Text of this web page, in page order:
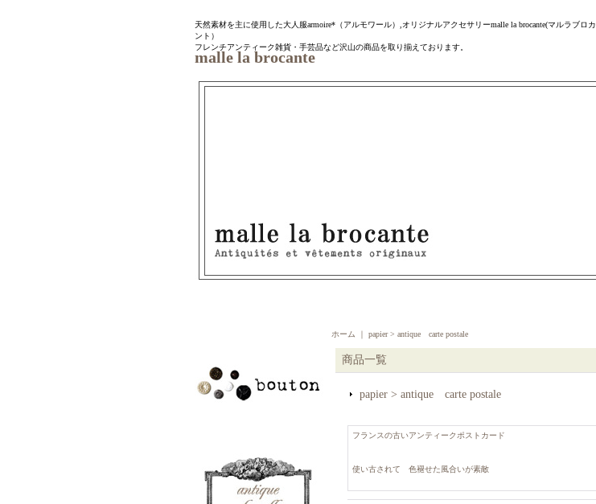
天然素材を主に使用した大人服armoire*（アルモワール）,オリジナルアクセサリーmalle la brocante(マルラブロカ
ント）
フレンチアンティーク雑貨・手芸品など沢山の商品を取り揃えております。
malle la brocante
ホーム ｜ papier > antique carte postale
商品一覧
papier > antique carte postale
フランスの古いアンティークポストカード
使い古されて 色褪せた風合いが素敵